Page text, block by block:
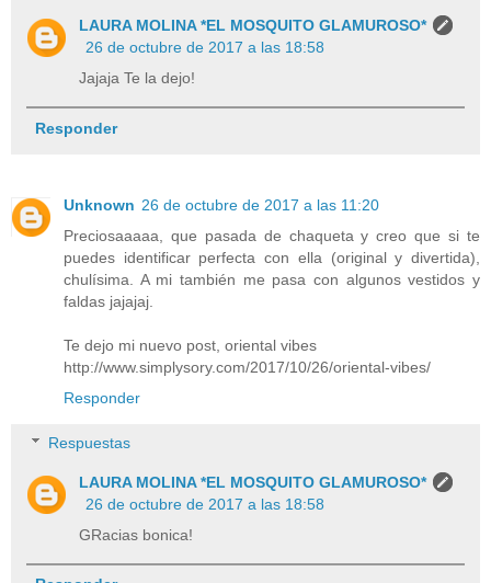
LAURA MOLINA *EL MOSQUITO GLAMUROSO*
26 de octubre de 2017 a las 18:58
Jajaja Te la dejo!
Responder
Unknown 26 de octubre de 2017 a las 11:20
Preciosaaaaa, que pasada de chaqueta y creo que si te
puedes identificar perfecta con ella (original y divertida),
chulísima. A mi también me pasa con algunos vestidos y
faldas jajajaj.
Te dejo mi nuevo post, oriental vibes
http://www.simplysory.com/2017/10/26/oriental-vibes/
Responder
Respuestas
LAURA MOLINA *EL MOSQUITO GLAMUROSO*
26 de octubre de 2017 a las 18:58
GRacias bonica!